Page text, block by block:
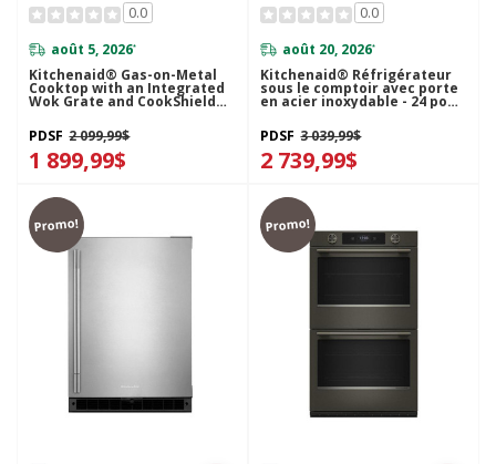
0.0
août 5, 2026*
Kitchenaid® Gas-on-Metal
Cooktop with an Integrated
Wok Grate and CookShield™
PDSF 2 099,99$
1 899,99$
0.0
août 20, 2026*
Kitchenaid® Réfrigérateur
sous le comptoir avec porte
en acier inoxydable - 24 po
PDSF 3 039,99$
2 739,99$
Promo! Promo!